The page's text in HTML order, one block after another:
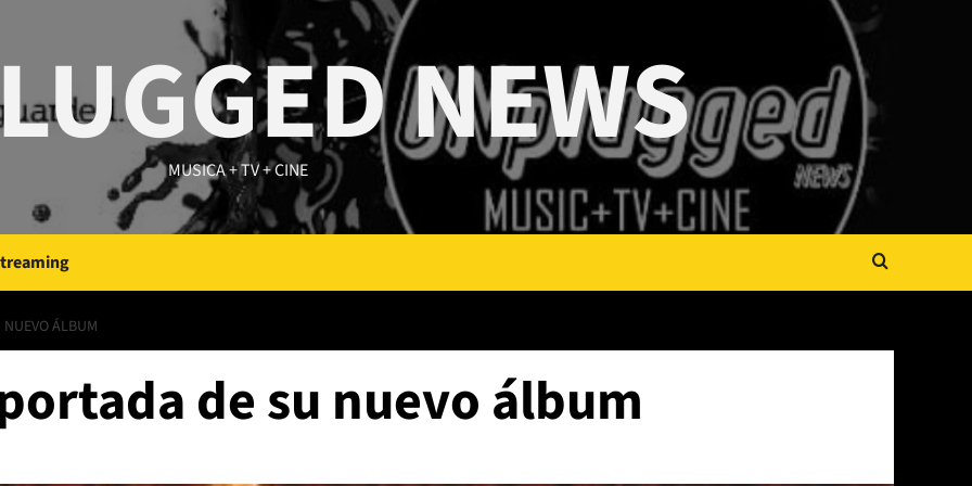
NEWS
MUSICA + TV + CINE
NUEVO ÁLBUM
de su nuevo álbum